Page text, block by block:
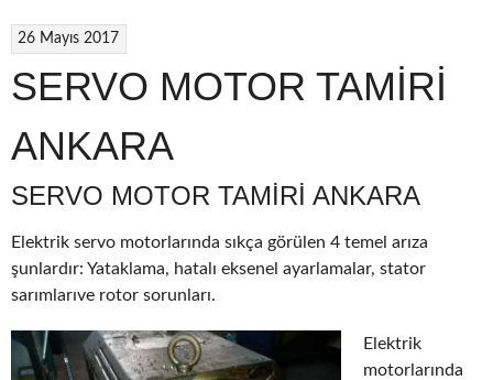
26 Mayıs 2017
SERVO MOTOR TAMİRİ
ANKARA
SERVO MOTOR TAMIRI ANKARA
Elektrik servo motorlarında sıkça görülen 4 temel arıza
şunlardır: Yataklama, hatalı eksenel ayarlamalar, stator
sarımlarıve rotor sorunları.
Elektrik
motorlarında